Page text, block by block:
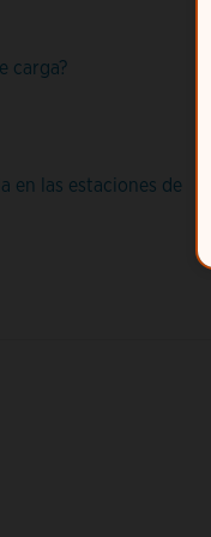
carga?
en las estaciones de